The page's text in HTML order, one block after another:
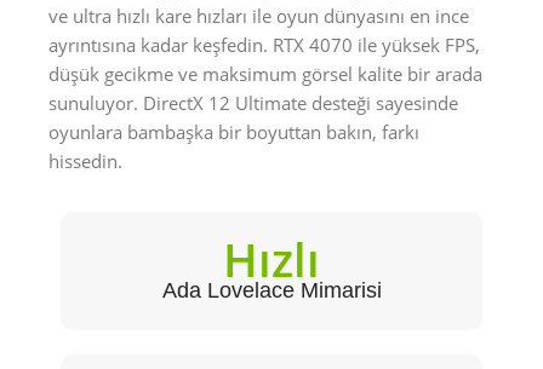
ve ultra hızlı kare hızları ile oyun dünyasını en ince
ayrıntısına kadar keşfedin. RTX 4070 ile yüksek FPS,
düşük gecikme ve maksimum görsel kalite bir arada
sunuluyor. DirectX 12 Ultimate desteği sayesinde
oyunlara bambaşka bir boyuttan bakın, farkı
hissedin.
Hızlı
Ada Lovelace Mimarisi